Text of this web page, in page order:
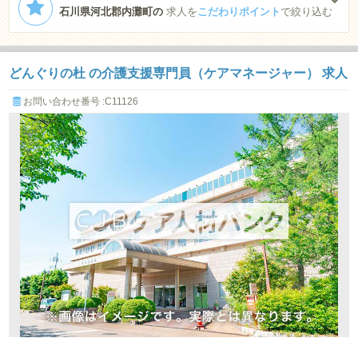
石川県河北郡内灘町の求人をこだわりポイント で絞り込む
どんぐりの杜 の介護支援専門員（ケアマネージャー） 求人
お問い合わせ番号 :C11126